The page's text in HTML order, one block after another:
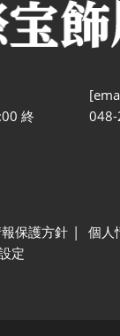
終
保護方針 個人
定